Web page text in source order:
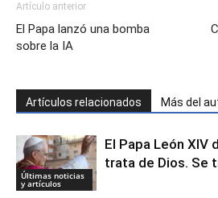
Artículo anterior
El Papa lanzó una bomba
sobre la IA
Artículos relacionados Más del
Últimas noticias
y artículos
El Papa León XIV
trata de Dios. Se